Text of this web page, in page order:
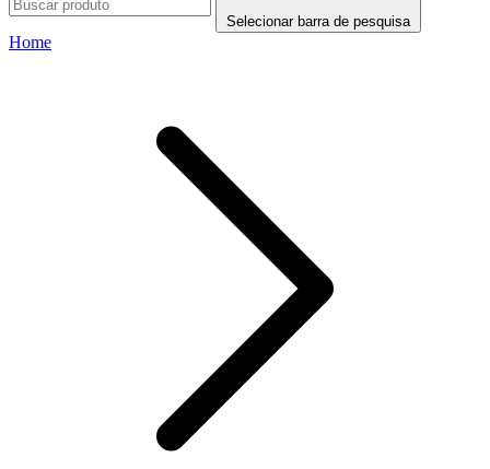
Selecionar barra de pesquisa
Home